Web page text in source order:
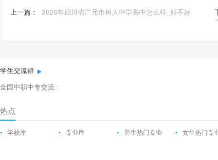
上一篇： 2026年四川省广元市树人中学高中怎么样_好不好
学生交流群
全国中职中专交流：
热点
• 学校库 • 专业库 • 男生热门专业 • 女生热门专